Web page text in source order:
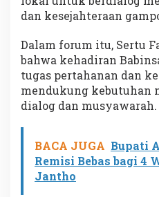
dan kesejahteraan
Dalam forum itu, Sertu
bahwa kehadiran
tugas pertahanan dan
mendukung kebutuhan
dialog dan musyawarah.
BACA JUGA Bupati
Remisi Bebas bagi 4
Jantho